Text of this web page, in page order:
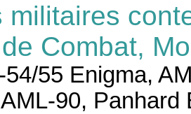
militaires
Combat,
54/55 Enigma,
90,